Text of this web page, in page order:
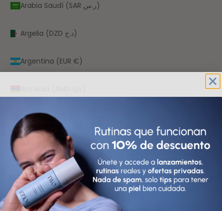
Arabia Saudí (SAR ر.س)
Argelia (DZD د.ج)
Argentina (EUR €)
Aruba (AWG ƒ)
Australia (AUD $)
Austria (EUR €)
Azerbaiyán (AZN ₼)